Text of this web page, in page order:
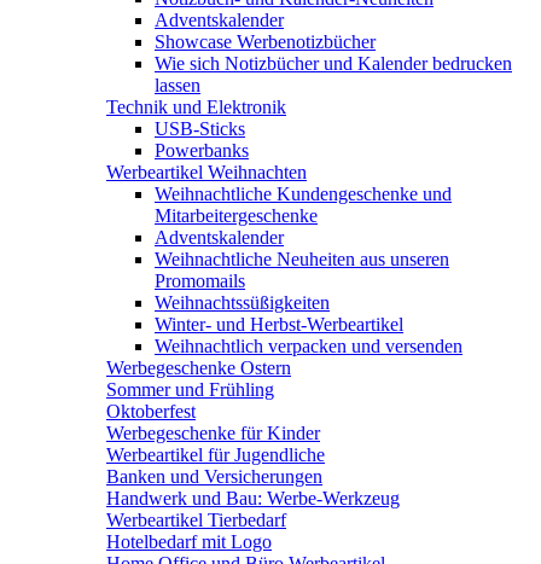
Adventskalender
Showcase Werbenotizbücher
Wie sich Notizbücher und Kalender bedrucken
lassen
Technik und Elektronik
USB-Sticks
Powerbanks
Werbeartikel Weihnachten
Weihnachtliche Kundengeschenke und
Mitarbeitergeschenke
Adventskalender
Weihnachtliche Neuheiten aus unseren
Promomails
Weihnachtssüßigkeiten
Winter- und Herbst-Werbeartikel
Weihnachtlich verpacken und versenden
Werbegeschenke Ostern
Sommer und Frühling
Oktoberfest
Werbegeschenke für Kinder
Werbeartikel für Jugendliche
Banken und Versicherungen
Handwerk und Bau: Werbe-Werkzeug
Werbeartikel Tierbedarf
Hotelbedarf mit Logo